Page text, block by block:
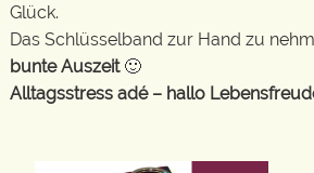
Glück.
Das Schlüsselband zur Hand zu
bunte Auszeit🙂
Alltagsstress adé – hallo